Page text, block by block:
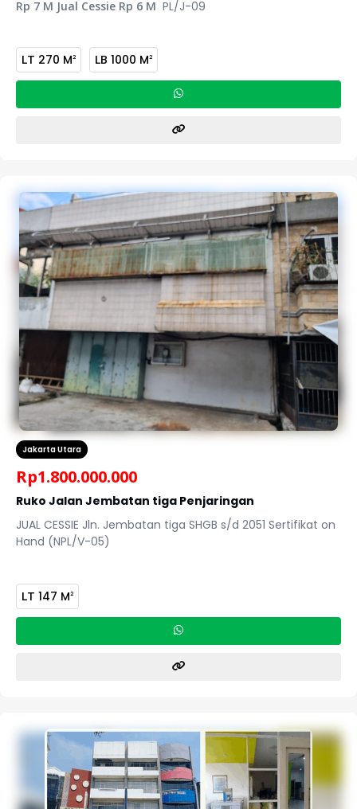
Rp 7 M Jual Cessie Rp 6 M PL/J-09
LT 270 M2 LB 1000 M2
Jakarta Utara
Rp1.800.000.000
Ruko Jalan Jembatan tiga Penjaringan
JUAL CESSIE Jln. Jembatan tiga SHGB s/d 2051 Sertifikat on
Hand (NPL/V-05)
LT 147 M2